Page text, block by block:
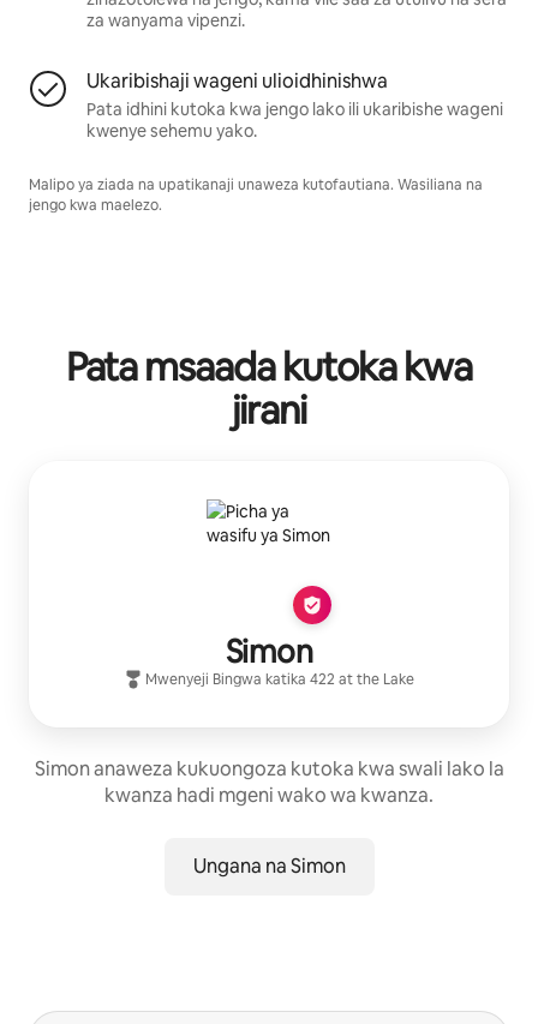
za wanyama vipenzi.
Ukaribishaji wageni ulioidhinishwa
Pata idhini kutoka kwa jengo lako ili ukaribishe wageni
kwenye sehemu yako.
Malipo ya ziada na upatikanaji unaweza kutofautiana. Wasiliana na
jengo kwa maelezo.
Pata msaada kutoka kwa
jirani
Simon
Mwenyeji Bingwa katika 422 at the Lake
Simon anaweza kukuongoza kutoka kwa swali lako la
kwanza hadi mgeni wako wa kwanza.
Ungana na Simon